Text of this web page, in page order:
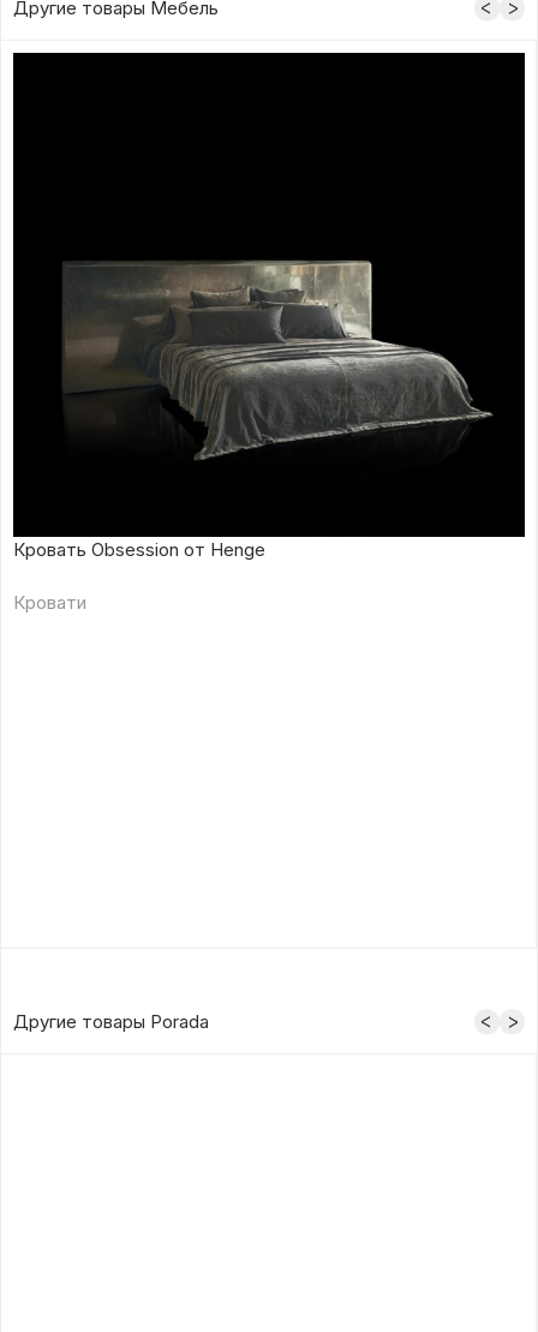
Другие товары Мебель
Кровать Obsession от Henge
Кровати
Другие товары Porada